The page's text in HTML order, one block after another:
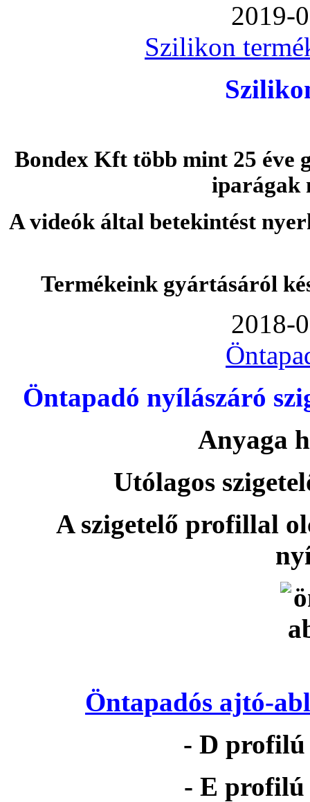
2019-
Szilikon
Bondex Kft több mint 25 éve
iparágak
A videók által betekintést
Termékeink gyártásáról
2018-
Öntapadó nyílászáró
Anyaga
Utólagos
A szigetelő profillal
Öntapadós ajtó-
- D profilú
- E profilú